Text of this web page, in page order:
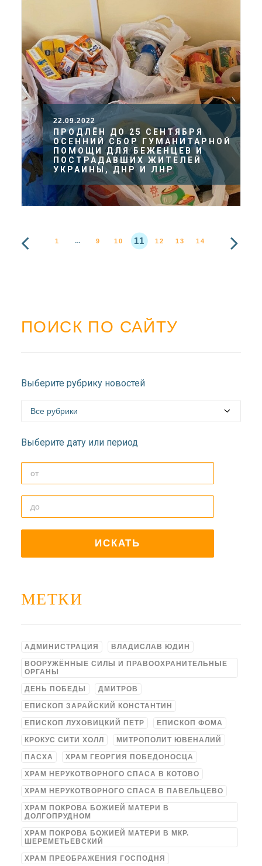
22.09.2022
ПРОДЛЁН ДО 25 СЕНТЯБРЯ
ОСЕННИЙ СБОР ГУМАНИТАРНОЙ
ПОМОЩИ ДЛЯ БЕЖЕНЦЕВ И
ПОСТРАДАВШИХ ЖИТЕЛЕЙ
УКРАИНЫ, ДНР И ЛНР
1 … 9 10 11 12 13 14
ПОИСК ПО САЙТУ
Выберите рубрику новостей
Выберите дату или период
МЕТКИ
АДМИНИСТРАЦИЯ ВЛАДИСЛАВ ЮДИН
ВООРУЖЁННЫЕ СИЛЫ И ПРАВООХРАНИТЕЛЬНЫЕ
ОРГАНЫ
ДЕНЬ ПОБЕДЫ ДМИТРОВ
ЕПИСКОП ЗАРАЙСКИЙ КОНСТАНТИН
ЕПИСКОП ЛУХОВИЦКИЙ ПЕТР ЕПИСКОП ФОМА
КРОКУС СИТИ ХОЛЛ МИТРОПОЛИТ ЮВЕНАЛИЙ
ПАСХА ХРАМ ГЕОРГИЯ ПОБЕДОНОСЦА
ХРАМ НЕРУКОТВОРНОГО СПАСА В КОТОВО
ХРАМ НЕРУКОТВОРНОГО СПАСА В ПАВЕЛЬЦЕВО
ХРАМ ПОКРОВА БОЖИЕЙ МАТЕРИ В
ДОЛГОПРУДНОМ
ХРАМ ПОКРОВА БОЖИЕЙ МАТЕРИ В МКР.
ШЕРЕМЕТЬЕВСКИЙ
ХРАМ ПРЕОБРАЖЕНИЯ ГОСПОДНЯ